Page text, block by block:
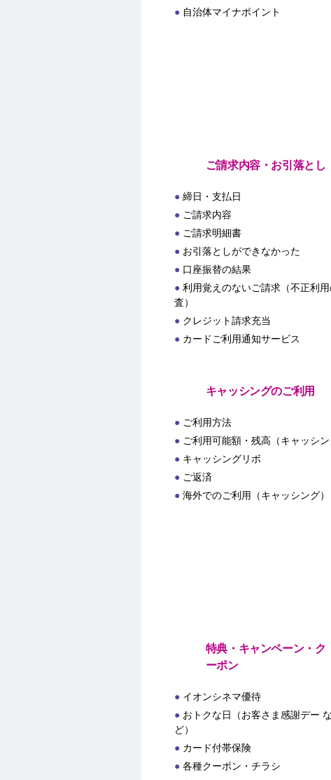
自治体マイナポイント
ご請求内容・お引落とし
締日・支払日
ご請求内容
ご請求明細書
お引落としができなかった
口座振替の結果
利用覚えのないご請求（不正利用
査）
クレジット請求充当
カードご利用通知サービス
キャッシングのご利用
ご利用方法
ご利用可能額・残高（キャッシン
キャッシングリボ
ご返済
海外でのご利用（キャッシング）
特典・キャンペーン・ク
ーポン
イオンシネマ優待
おトクな日（お客さま感謝デー な
ど）
カード付帯保険
各種クーポン・チラシ